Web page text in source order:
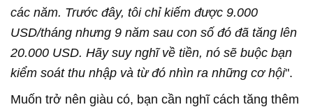
các năm. Trước đây, tôi chỉ kiếm được 9.000
USD/tháng nhưng 9 năm sau con số đó đã tăng lên
20.000 USD. Hãy suy nghĩ về tiền, nó sẽ buộc bạn
kiểm soát thu nhập và từ đó nhìn ra những cơ hội".
Muốn trở nên giàu có, bạn cần nghĩ cách tăng thêm